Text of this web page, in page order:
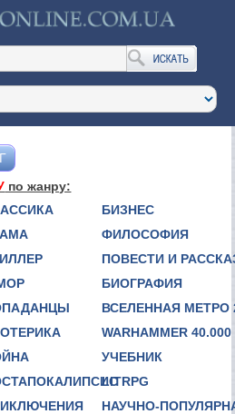
по жанру:
БИЗНЕС
ФИЛОСОФИЯ
ПОВЕСТИ И
БИОГРАФИЯ
ВСЕЛЕННАЯ МЕТРО
WARHAMMER 40.000
УЧЕБНИК
LITRPG
НАУЧНО-